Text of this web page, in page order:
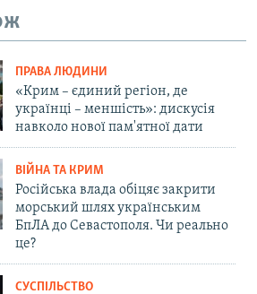
ПРАВА ЛЮДИНИ
«Крим – єдиний регіон, де
українці – меншість»: дискусія
навколо нової пам'ятної дати
ВІЙНА ТА КРИМ
Російська влада обіцяє закрити
морський шлях українським
БпЛА до Севастополя. Чи реально
це?
СУСПІЛЬСТВО